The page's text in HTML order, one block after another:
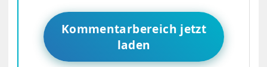
Kommentarbereich jetzt
laden